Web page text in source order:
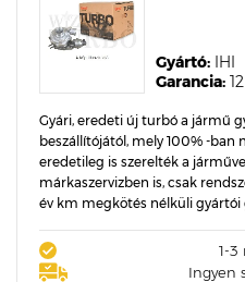
Garancia:
Gyártó: IHI
Gyári, eredeti új turbó a jármű
beszállítójától, mely 100% -ban
eredetileg is szerelték a
márkaszervizben is, csak
év km megkötés nélküli gyártói
1-3
Ingyen